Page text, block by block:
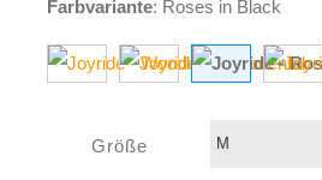
Farbvariante: Roses in Black
Größe